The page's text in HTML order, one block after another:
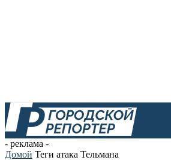
- реклама -
Домой Теги атака Тельмана